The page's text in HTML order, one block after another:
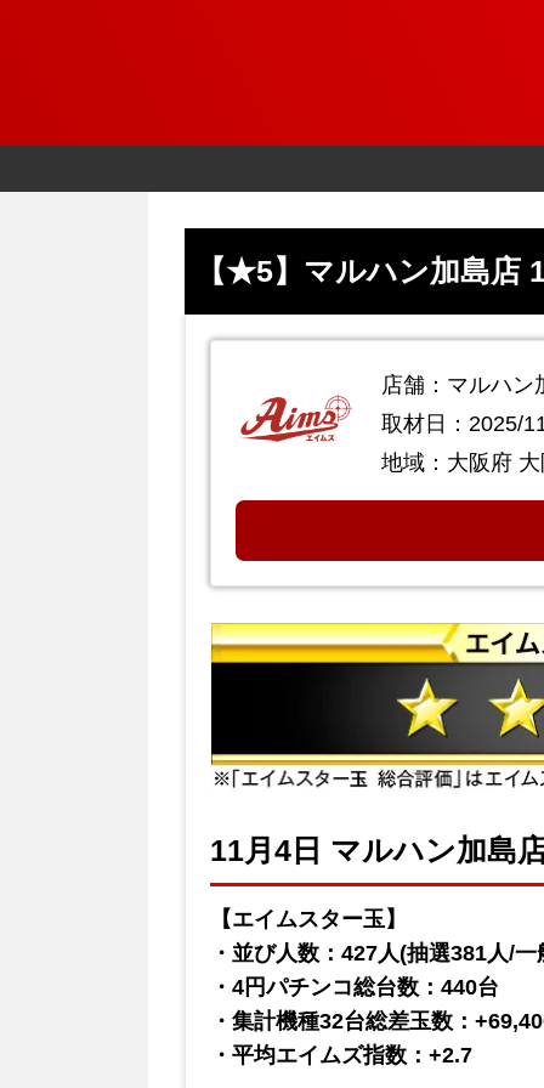
【★5】マルハン加島店
店舗：マルハン
取材日：2025/
地域：大阪府
11月4日 マルハン加島
【エイムスター玉】
・並び人数：427人(抽選381人/一
・4円パチンコ総台数：440台
・集計機種32台総差玉数：
・平均エイムズ指数：+2.7